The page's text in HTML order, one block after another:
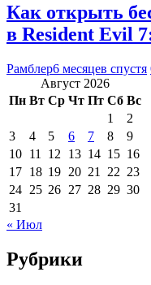
Как открыть
в Resident Evil
Рамблер6 месяцев спустя
Август 2026
Пн Вт Ср Чт Пт Сб Вс
1
2
3
4 5 6 7 8
9
10 11 12 13 14 15 16
17 18 19 20 21 22 23
24 25 26 27 28 29 30
31
« Июл
Рубрики